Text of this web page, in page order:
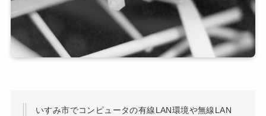
いすみ市でコンピュータの有線LAN環境や無線LAN